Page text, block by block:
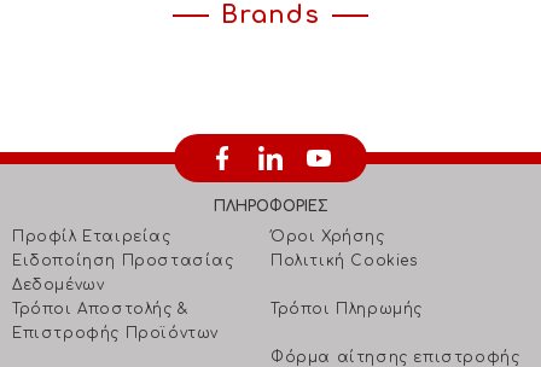
Brands
ΠΛΗΡΟΦΟΡΙΕΣ
Προφίλ Εταιρείας
Όροι Χρήσης
Ειδοποίηση Προστασίας
Δεδομένων
Πολιτική Cookies
Τρόποι Αποστολής &
Επιστροφής Προϊόντων
Τρόποι Πληρωμής
Φόρμα αίτησης επιστροφής